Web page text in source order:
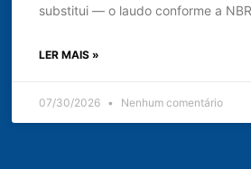
substitui — o laudo conforme a
LER MAIS »
07/30/2026 Nenhum comentário